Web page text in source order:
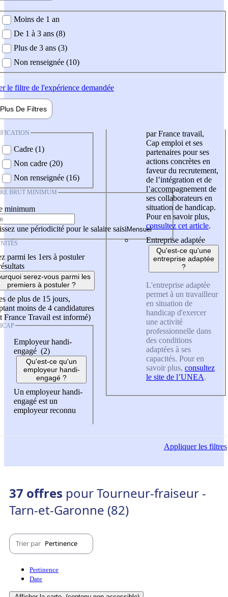
demandée
Moins de 1 an
De 1 à 3 ans (8)
Plus de 3 ans (3)
Non renseignée (10)
le filtre de l'expérience demandée
Plus De Filtres
Cadre (1)
Non cadre (20)
Non renseignée (16)
BRUT MINIMUM
minimum
une périodicité pour le salaire saisi
parmi les 1ers à postuler
serez-vous parmi les
premiers à postuler ?
de plus de 15 jours,
moins de 4 candidatures
France Travail est informé)
Employeur handi-
engagé (2)
Qu'est-ce qu'un
employeur handi-
engagé ?
Un employeur handi-
engagé est un
employeur reconnu
par France travail,
Cap emploi et ses
partenaires pour ses
actions concrètes en
faveur du recrutement,
de l’intégration et de
l’accompagnement de
ses collaborateurs en
situation de handicap.
Pour en savoir plus,
consultez cet article.
Entreprise adaptée
Qu'est-ce qu'une
entreprise adaptée
?
L'entreprise adaptée
permet à un travailleur
en situation de
handicap d'exercer
une activité
professionnelle dans
des conditions
adaptées à ses
capacités. Pour en
savoir plus, consultez
le site de l’UNEA.
Appliquerles filtres
37 offres pour Tourneur-fraiseur -
Tarn-et-Garonne (82)
Trier par Pertinence
Pertinence
Date